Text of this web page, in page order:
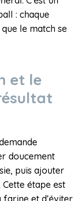
: chaque
le match se
et le
doucement
puis ajouter
étape est